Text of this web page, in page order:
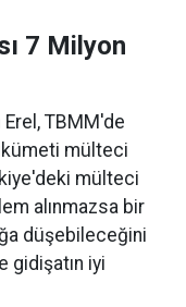
7 Milyon
TBMM'de
mülteci
mülteci
alınmazsa bir
düşebileceğini
gidişatın iyi